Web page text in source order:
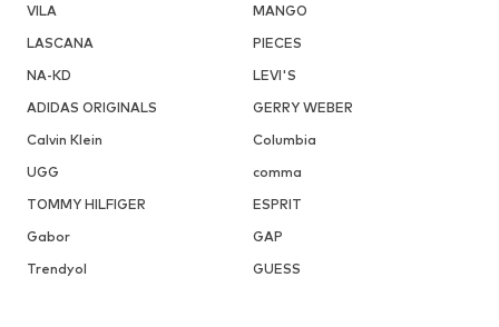
VILA
MANGO
LASCANA
PIECES
NA-KD
LEVI'S
ADIDAS ORIGINALS
GERRY WEBER
Calvin Klein
Columbia
UGG
comma
TOMMY HILFIGER
ESPRIT
Gabor
GAP
Trendyol
GUESS